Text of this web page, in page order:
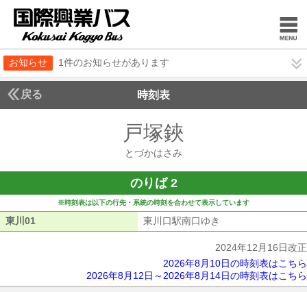
お知らせ 1件のお知らせがあります
戻る 時刻表
戸塚鋏
とづかはさみ
のりば 2
※時刻表は以下の行先・系統の時刻を合わせて表示しています
東川01 東川口駅南口ゆき
2024年12月16日改正
2026年8月10日の時刻表はこちら
2026年8月12日～2026年8月14日の時刻表はこちら